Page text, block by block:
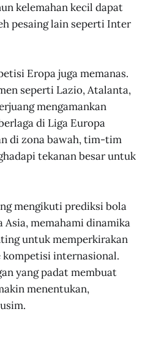
kelemahan kecil dapat
pesaing lain seperti Inter
Eropa juga memanas.
seperti Lazio, Atalanta,
mengamankan
di Liga Europa
di zona bawah, tim-tim
tekanan besar untuk
mengikuti prediksi bola
memahami dinamika
untuk memperkirakan
kompetisi internasional.
yang padat membuat
menentukan,